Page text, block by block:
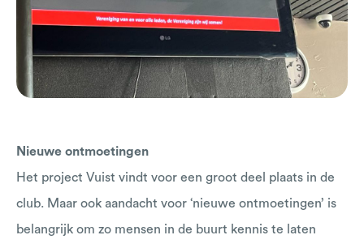
Nieuwe ontmoetingen
Het project Vuist vindt voor een groot deel plaats in de
club. Maar ook aandacht voor ‘nieuwe ontmoetingen’ is
belangrijk om zo mensen in de buurt kennis te laten